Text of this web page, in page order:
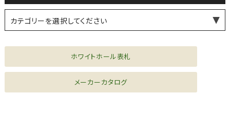
カテゴリーを選択してください
ホワイトホール表札
メーカーカタログ